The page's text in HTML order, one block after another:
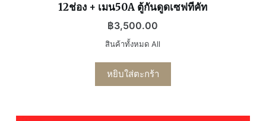
12ช่อง + เมน50A ตู้กันดูดเซฟทีคัท
฿3,500.00
สินค้าทั้งหมด All
หยิบใส่ตะกร้า